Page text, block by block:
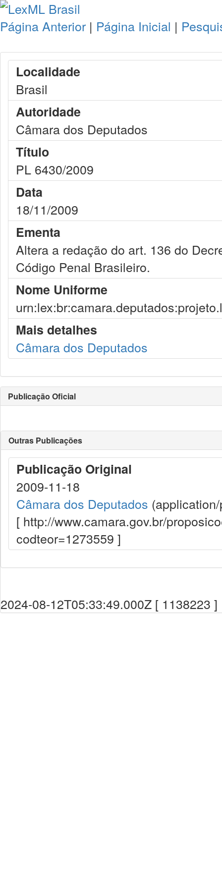
Página Anterior | Página Inicial |
Localidade
Brasil
Autoridade
Câmara dos Deputados
Título
PL 6430/2009
Data
18/11/2009
Ementa
Altera a redação do art. 136 do
Código Penal Brasileiro.
Nome Uniforme
Mais detalhes
Câmara dos Deputados
Publicação Oficial
Outras Publicações
Publicação Original
2009-11-18
Câmara dos Deputados
[ http://www.camara.gov.br/
codteor=1273559 ]
2024-08-12T05:33:49.000Z [ 1138223 ]